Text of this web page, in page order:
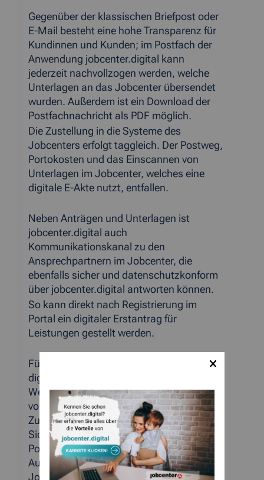
Gegenüber der klassischen Briefpost oder
E-Mail besteht eine hohe Transparenz für
Kundinnen und Kunden; im Postfach der
Anwendung jobcenter.digital kann
jederzeit nachvollzogen werden, welche
Unterlagen an das Jobcenter übersendet
wurden. Außerdem ist ein Download der
Postfachnachricht als PDF möglich.
Die Zustellung in die Systeme des
Jobcenters erfolgt taggleich. Der Postweg,
Portokosten und das Einscannen von
Unterlagen im Jobcenter, welches eine
digitale E-Akte nutzt, entfallen.
Neben Anträgen und Unterlagen ist
jobcenter.digital auch
Kommunikationskanal zu den
Ansprechpartnern im Jobcenter, die
ebenfalls sicher und datenschutzkonform
über jobcenter.digital antworten können.
So kann direkt nach Registrierung im
Portal ein digitaler Erstantrag für
Leistungen gestellt werden.
Für weitere Services wie die Nutzung eines
digitalen Postfaches,
Weiterbewilligungsanträge oder Mitteilen
von Veränderungen bis hin zur Online-
Zustellung wird dann aus
Sicherheitsgründen wahlweise ein PIN per
Post zugestellt oder eine
Ausweisverifizierung erfolgt persönlich im
Jobcenter.